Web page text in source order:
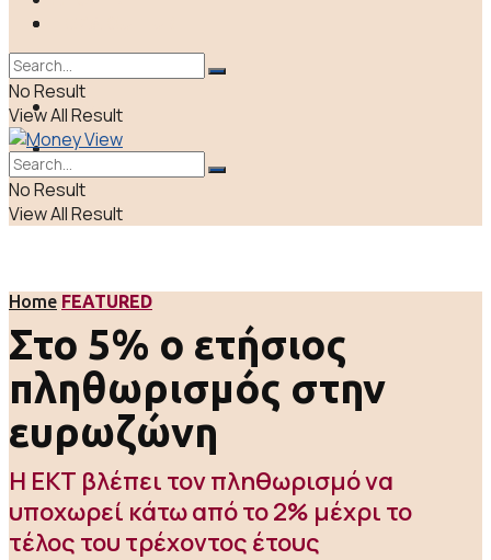
ΕΛΛΑΔΑ
ΑΠΟΨΕΙΣ
LIFE & CULTURE
No Result
View All Result
No Result
View All Result
Home FEATURED
Στο 5% ο ετήσιος
πληθωρισμός στην
ευρωζώνη
Η ΕΚΤ βλέπει τον πληθωρισμό να
υποχωρεί κάτω από το 2% μέχρι το
τέλος του τρέχοντος έτους